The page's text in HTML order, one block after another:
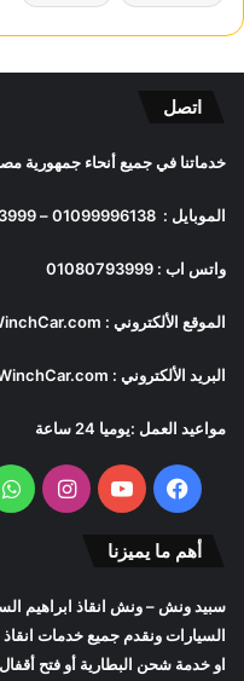
اتصل
خدماتنا في جميع أنحاء جمهورية
الموبايل : 01099996138
–
واتس اب : 01080793999
الموقع الألكتروني :
البريد الألكتروني :
مواعيد العمل :يوميا 24 ساعة
فيسبوكيوتيوب
أهم ما يميزنا
سبيد ونش
السيارات ونقدم جميع خدمات انقاذ
او خدمة شحن البطارية أو فتح